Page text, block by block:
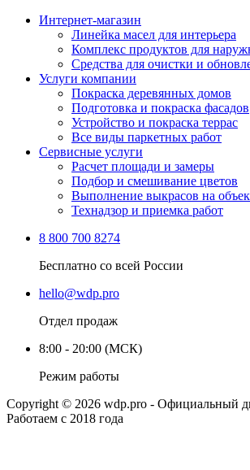
Интернет-магазин
Линейка масел для интерьера
Комплекс продуктов для
Средства для очистки и
Услуги компании
Покраска деревянных домов
Подготовка и покраска фасадов
Устройство и покраска террас
Все виды паркетных работ
Сервисные услуги
Расчет площади и замеры
Подбор и смешивание цветов
Выполнение выкрасов на
Технадзор и приемка работ
8 800 700 8274
Бесплатно со всей России
hello@wdp.pro
Отдел продаж
8:00 - 20:00 (МСК)
Режим работы
Copyright © 2026 wdp.pro - Официальный
Работаем с 2018 года